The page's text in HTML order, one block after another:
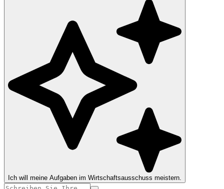
Ich will meine Aufgaben im Wirtschaftsausschuss meistern.